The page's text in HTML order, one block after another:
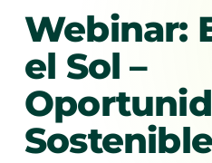
Webinar:
el Sol –
Sostenible